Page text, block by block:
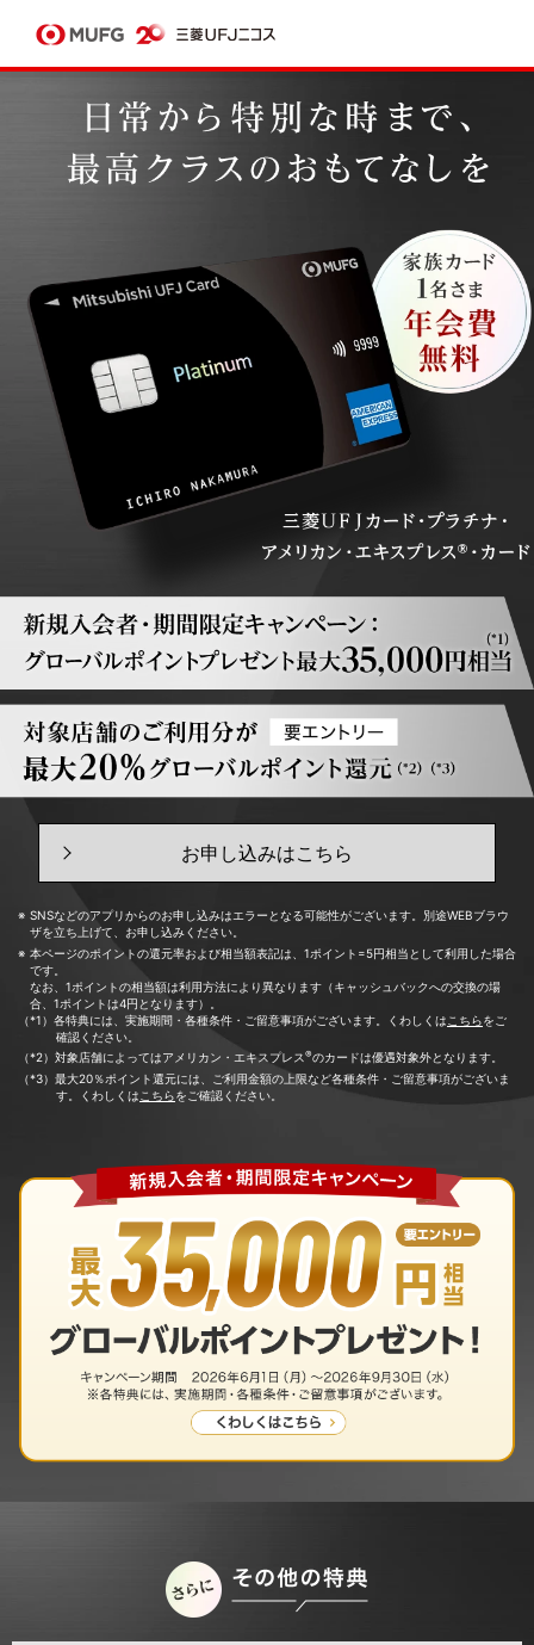
お申し込みはこちら
SNSなどのアプリからのお申し込みはエラーとなる可能性がございます。別途WEBブラウ
ザを立ち上げて、お申し込みください。
本ページのポイントの還元率および相当額表記は、1ポイント=5円相当として利用した場合
です。
なお、1ポイントの相当額は利用方法により異なります（キャッシュバックへの交換の場
合、1ポイントは4円となります）。
（*1）各特典には、実施期間・各種条件・ご留意事項がございます。くわしくは こちらをご
確認ください。
（*2）対象店舗によってはアメリカン・エキスプレス ®のカードは優遇対象外となります。
（*3）最大20％ポイント還元には、ご利用金額の上限など各種条件・ご留意事項がございま
す。くわしくは こちらをご確認ください。